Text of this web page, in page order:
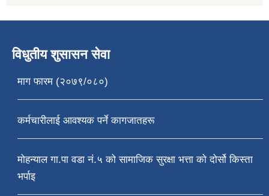
विधुतीय शुसासन सेवा
माग फारम (२०७९/०८०)
कर्मचारीलाई आवश्यक पर्ने कागजातहरू
मोहन्याल गा.पा वडा नं.५ को सामाजिक सुरक्षा भत्ता को दोर्सो किस्ता
भर्पाइ